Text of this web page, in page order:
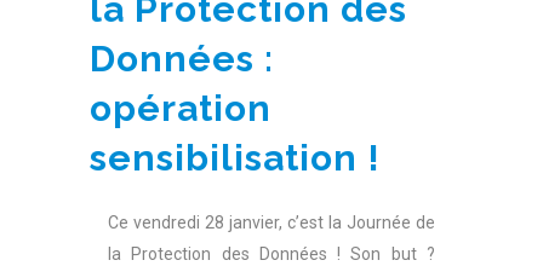
la Protection des
Données :
opération
sensibilisation !
Ce vendredi 28 janvier, c’est la Journée de
la Protection des Données ! Son but ?